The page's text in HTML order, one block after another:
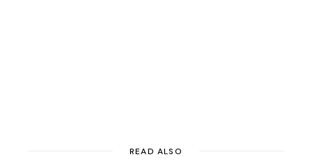
READ ALSO